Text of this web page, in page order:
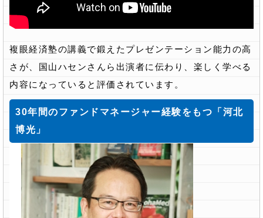
複眼経済塾の講義で鍛えたプレゼンテーション能力の高
さが、国山ハセンさんら出演者に伝わり、楽しく学べる
内容になっていると評価されています。
30年間のファンドマネージャー経験をもつ「河北
博光」